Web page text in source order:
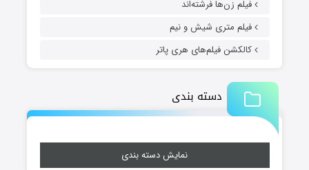
فیلم زن‌ها فرشته‌اند
فیلم متری شیش و نیم
کالکشن فیلم‌های هری پاتر
دسته بندی
نمایش دسته بندی